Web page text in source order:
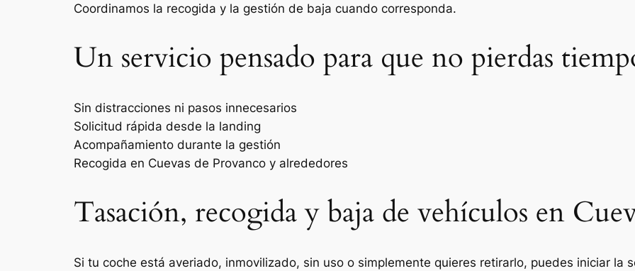
Coordinamos la recogida y la gestión de baja cuando corresponda.
Un servicio pensado para que no pierdas
Sin distracciones ni pasos innecesarios
Solicitud rápida desde la landing
Acompañamiento durante la gestión
Recogida en Cuevas de Provanco y alrededores
Tasación, recogida y baja de vehículos en
Si tu coche está averiado, inmovilizado, sin uso o simplemente quieres retirarlo, puedes iniciar la